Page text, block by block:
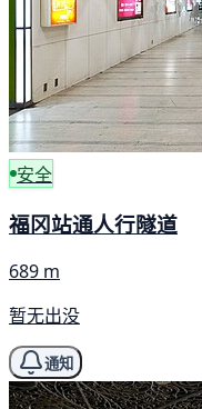
安全
福冈站通人行隧道
689 m
暂无出没
通知